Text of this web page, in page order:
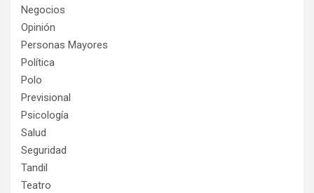
Negocios
Opinión
Personas Mayores
Política
Polo
Previsional
Psicología
Salud
Seguridad
Tandil
Teatro